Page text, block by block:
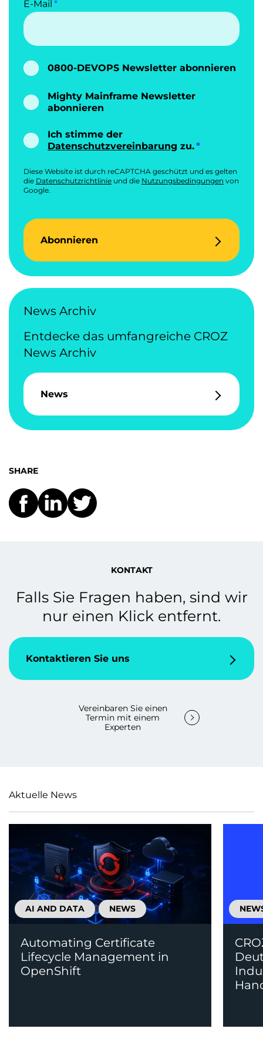
E-Mail
0800-DEVOPS Newsletter abonnieren
Mighty Mainframe Newsletter
abonnieren
Ich stimme der
Datenschutzvereinbarung zu.
Diese Website ist durch reCAPTCHA geschützt und es gelten
die Datenschutzrichtlinie und die Nutzungsbedingungen von
Google.
Abonnieren
News Archiv
Entdecke das umfangreiche CROZ
News Archiv
News
SHARE
KONTAKT
Falls Sie Fragen haben, sind wir
nur einen Klick entfernt.
Kontaktieren Sie uns
Vereinbaren Sie einen
Termin mit einem
Experten
Aktuelle News
AI AND DATA NEWS
Automating Certificate
Lifecycle Management in
OpenShift